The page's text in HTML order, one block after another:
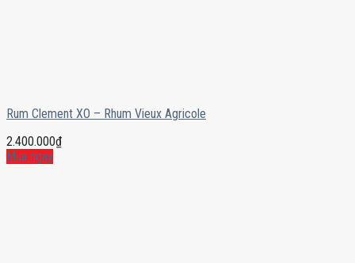
Rum Clement XO – Rhum Vieux Agricole
2.400.000₫
Mua ngay